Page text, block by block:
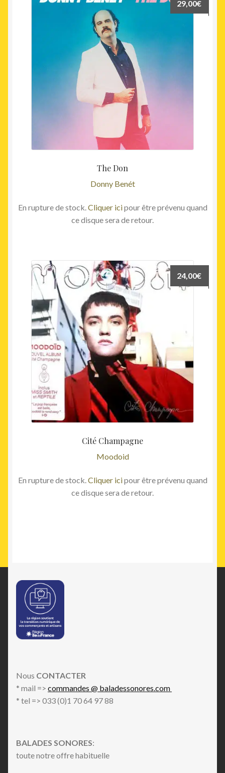
The Don
Donny Benét
29,00€
En rupture de stock.Cliquer icipour être prévenu quand
ce disque sera de retour.
Cité Champagne
Moodoid
24,00€
En rupture de stock.Cliquer icipour être prévenu quand
ce disque sera de retour.
Nous CONTACTER
* mail => commandes @ baladessonores.com
* tel => 033 (0)1 70 64 97 88
BALADES SONORES:
toute notre offre habituelle